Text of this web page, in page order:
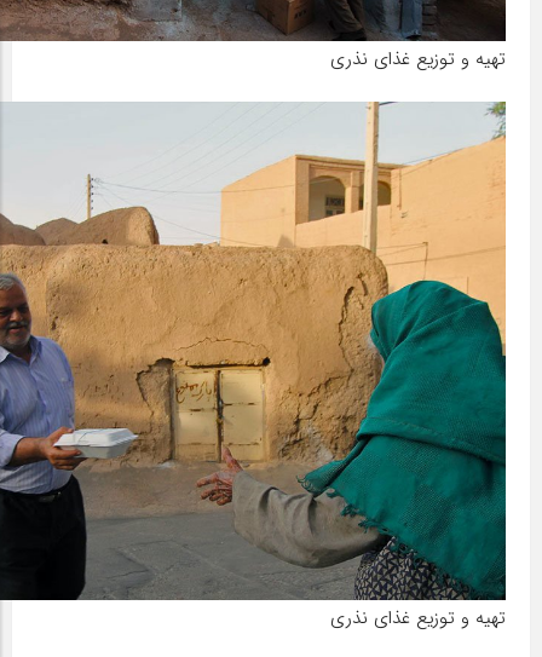
تهیه و توزیع غذای نذری
تهیه و توزیع غذای نذری